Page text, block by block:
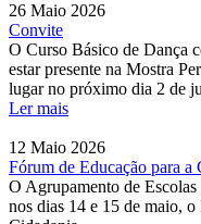
26 Maio 2026
Convite
O Curso Básico de Dança
estar presente na Mostra
lugar no próximo dia 2 de
Ler mais
12 Maio 2026
Fórum de Educação para a
O Agrupamento de
nos dias 14 e 15 de maio,